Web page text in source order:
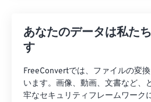
あなたのデータは私た
す
FreeConvertでは、ファイルの変
います。画像、動画、文書など、
牢なセキュリティフレームワーク